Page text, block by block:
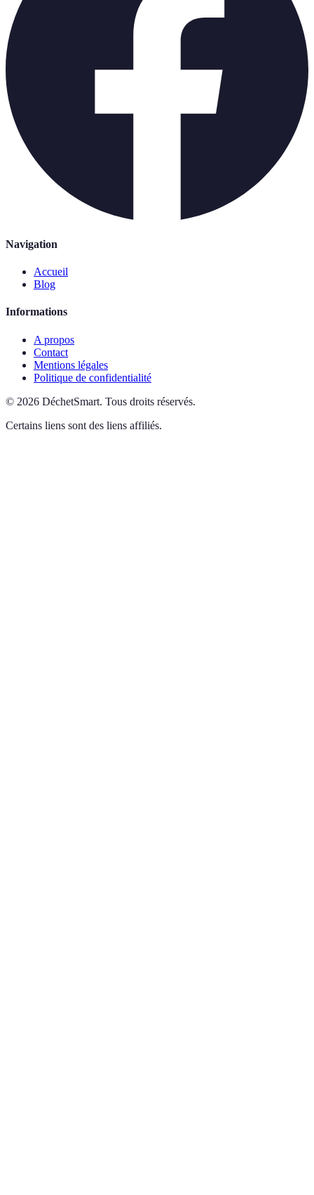
Navigation
Accueil
Blog
Informations
A propos
Contact
Mentions légales
Politique de confidentialité
© 2026 DéchetSmart. Tous droits réservés.
Certains liens sont des liens affiliés.